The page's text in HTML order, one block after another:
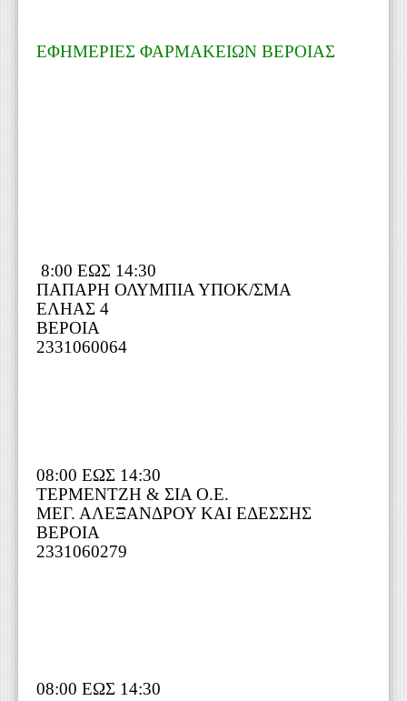
ΕΦΗΜΕΡΙΕΣ ΦΑΡΜΑΚΕΙΩΝ ΒΕΡΟΙΑΣ
8:00 ΕΩΣ 14:30
ΠΑΠΑΡΗ ΟΛΥΜΠΙΑ ΥΠΟΚ/ΣΜΑ
ΕΛΗΑΣ 4
ΒΕΡΟΙΑ
2331060064
08:00 ΕΩΣ 14:30
ΤΕΡΜΕΝΤΖΗ & ΣΙΑ Ο.Ε.
ΜΕΓ. ΑΛΕΞΑΝΔΡΟΥ ΚΑΙ ΕΔΕΣΣΗΣ
ΒΕΡΟΙΑ
2331060279
08:00 ΕΩΣ 14:30